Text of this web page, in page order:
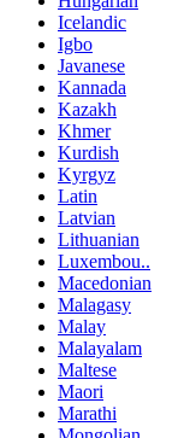
Icelandic
Igbo
Javanese
Kannada
Kazakh
Khmer
Kurdish
Kyrgyz
Latin
Latvian
Lithuanian
Luxembou..
Macedonian
Malagasy
Malay
Malayalam
Maltese
Maori
Marathi